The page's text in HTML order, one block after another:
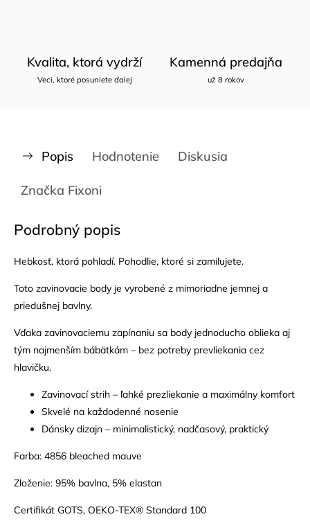
Kvalita, ktorá vydrží
Veci, ktoré posuniete ďalej
Kamenná predajňa
už 8 rokov
Popis Hodnotenie Diskusia
Značka Fixoni
Podrobný popis
Hebkosť, ktorá pohladí. Pohodlie, ktoré si zamilujete.
Toto zavinovacie body je vyrobené z mimoriadne jemnej a
priedušnej bavlny.
Vďaka zavinovaciemu zapínaniu sa body jednoducho oblieka aj
tým najmenším bábätkám – bez potreby prevliekania cez
hlavičku.
Zavinovací strih – ľahké prezliekanie a maximálny komfort
Skvelé na každodenné nosenie
Dánsky dizajn – minimalistický, nadčasový, praktický
Farba: 4856 bleached mauve
Zloženie: 95% bavlna, 5% elastan
Certifikát GOTS, OEKO-TEX® Standard 100